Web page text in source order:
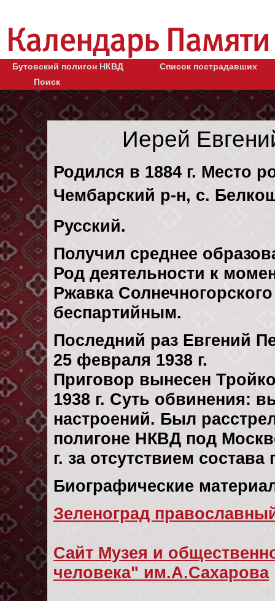
Бутовский полигон НКВД
Список пострадавших
Поиск
Иерей
Родился в 1884 г. Место
Чембарский р-н, с.
Русский.
Получил среднее
Род деятельности к
Ржавка
беспартийным.
Последний раз Евгений
25 февраля 1938 г.
Приговор вынесен
1938 г. Суть обвинения:
настроений. Был
полигоне НКВД под
г. за отсутствием
Биографические
Зеленоград
Сайт Музея и
человека" им.А.Сахарова